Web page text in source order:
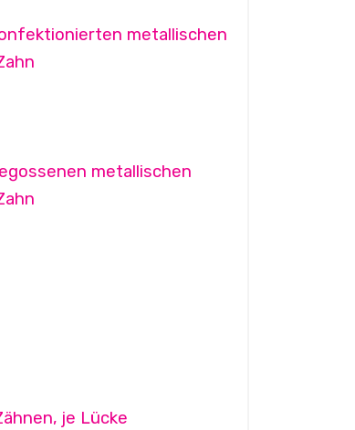
metallischen
metallischen
je Lücke